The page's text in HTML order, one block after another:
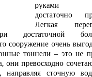
руками
достаточно
Легкая
достаточной
сооружение очень
тоннели – это не
они превосходно
направляя сточную